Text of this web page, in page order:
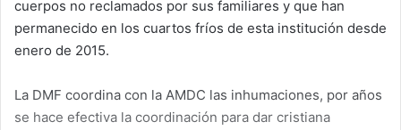
cuerpos no reclamados por sus familiares y que han
permanecido en los cuartos fríos de esta institución desde
enero de 2015.
La DMF coordina con la AMDC las inhumaciones, por años
se hace efectiva la coordinación para dar cristiana